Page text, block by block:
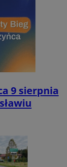
9 sierpnia